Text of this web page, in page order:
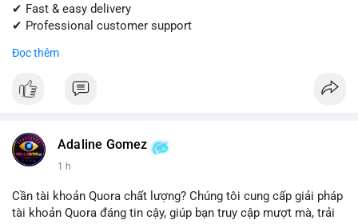
✔ Fast & easy delivery
✔ Professional customer support
Get started today! Contact us for more details.
📱 WhatsApp: +1 (681) 549-2683
#instagram #instagramaccount
#digitalsolutions
#sellssmm
Đọc thêm
Adaline Gomez
1 h
Cần tài khoản Quora chất lượng? Chúng tôi cung cấp giải pháp
tài khoản Quora đáng tin cậy, giúp bạn truy cập mượt mà, trải